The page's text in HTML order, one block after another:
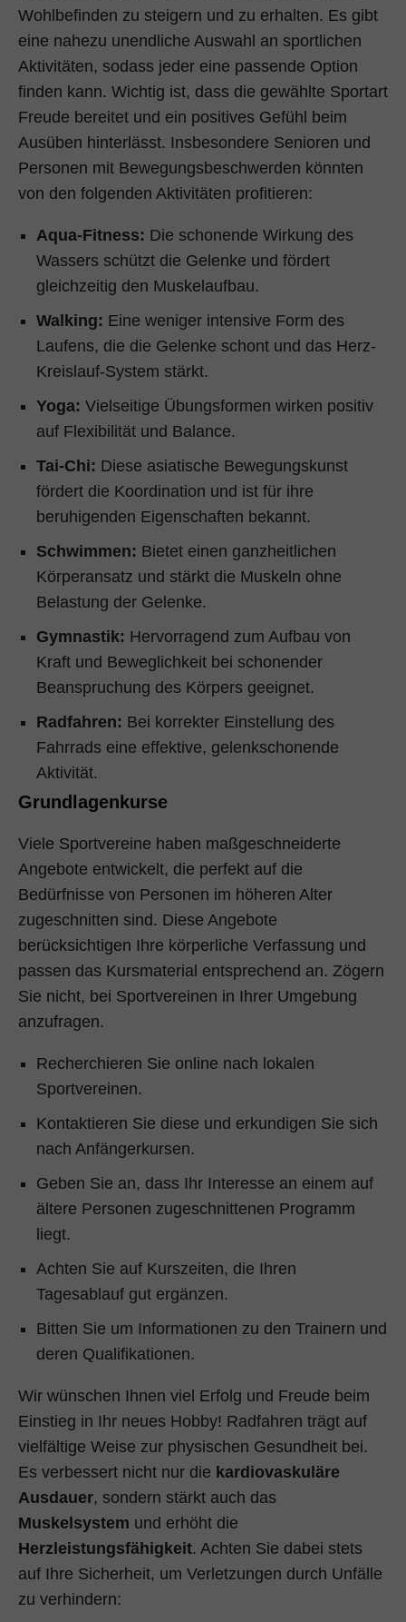
Wohlbefinden zu steigern und zu erhalten. Es gibt
eine nahezu unendliche Auswahl an sportlichen
Aktivitäten, sodass jeder eine passende Option
finden kann. Wichtig ist, dass die gewählte Sportart
Freude bereitet und ein positives Gefühl beim
Ausüben hinterlässt. Insbesondere Senioren und
Personen mit Bewegungsbeschwerden könnten
von den folgenden Aktivitäten profitieren:
Aqua-Fitness: Die schonende Wirkung des
Wassers schützt die Gelenke und fördert
gleichzeitig den Muskelaufbau.
Walking: Eine weniger intensive Form des
Laufens, die die Gelenke schont und das Herz-
Kreislauf-System stärkt.
Yoga: Vielseitige Übungsformen wirken positiv
auf Flexibilität und Balance.
Tai-Chi: Diese asiatische Bewegungskunst
fördert die Koordination und ist für ihre
beruhigenden Eigenschaften bekannt.
Schwimmen: Bietet einen ganzheitlichen
Körperansatz und stärkt die Muskeln ohne
Belastung der Gelenke.
Gymnastik: Hervorragend zum Aufbau von
Kraft und Beweglichkeit bei schonender
Beanspruchung des Körpers geeignet.
Radfahren: Bei korrekter Einstellung des
Fahrrads eine effektive, gelenkschonende
Aktivität.
Grundlagenkurse
Viele Sportvereine haben maßgeschneiderte
Angebote entwickelt, die perfekt auf die
Bedürfnisse von Personen im höheren Alter
zugeschnitten sind. Diese Angebote
berücksichtigen Ihre körperliche Verfassung und
passen das Kursmaterial entsprechend an. Zögern
Sie nicht, bei Sportvereinen in Ihrer Umgebung
anzufragen.
Recherchieren Sie online nach lokalen
Sportvereinen.
Kontaktieren Sie diese und erkundigen Sie sich
nach Anfängerkursen.
Geben Sie an, dass Ihr Interesse an einem auf
ältere Personen zugeschnittenen Programm
liegt.
Achten Sie auf Kurszeiten, die Ihren
Tagesablauf gut ergänzen.
Bitten Sie um Informationen zu den Trainern und
deren Qualifikationen.
Wir wünschen Ihnen viel Erfolg und Freude beim
Einstieg in Ihr neues Hobby! Radfahren trägt auf
vielfältige Weise zur physischen Gesundheit bei.
Es verbessert nicht nur die kardiovaskuläre
Ausdauer, sondern stärkt auch das
Muskelsystem und erhöht die
Herzleistungsfähigkeit. Achten Sie dabei stets
auf Ihre Sicherheit, um Verletzungen durch Unfälle
zu verhindern: